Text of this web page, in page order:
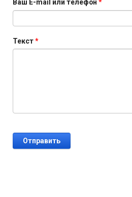
Ваш E-mail или телефон*
Текст*